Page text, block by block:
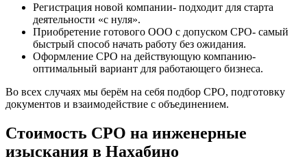
Регистрация новой компании- подходит для старта
деятельности «с нуля».
Приобретение готового ООО с допуском СРО- самый
быстрый способ начать работу без ожидания.
Оформление СРО на действующую компанию-
оптимальный вариант для работающего бизнеса.
Во всех случаях мы берём на себя подбор СРО, подготовку
документов и взаимодействие с объединением.
Стоимость СРО на инженерные
изыскания в Нахабино